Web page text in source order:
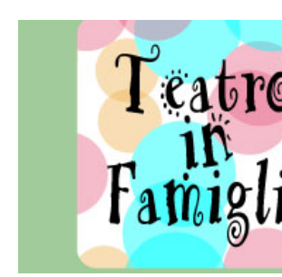
Teatro in famiglia
Teatro In Famiglia è una rassegna di
per far condividere e godere del
famiglia.
Continua